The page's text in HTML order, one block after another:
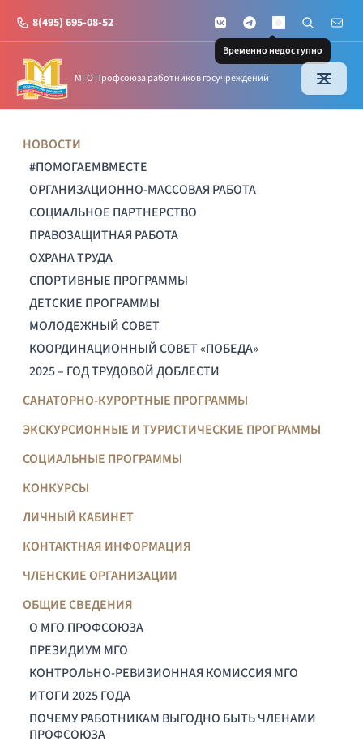
8(495) 695-08-52 VKontakteTelegramMAX
Временно недоступно
Поиск по
Почта
МГО Профсоюза работников госучреждений
НОВОСТИ
#ПОМОГАЕМВМЕСТЕ
ОРГАНИЗАЦИОННО-МАССОВАЯ РАБОТА
СОЦИАЛЬНОЕ ПАРТНЕРСТВО
ПРАВОЗАЩИТНАЯ РАБОТА
ОХРАНА ТРУДА
СПОРТИВНЫЕ ПРОГРАММЫ
ДЕТСКИЕ ПРОГРАММЫ
МОЛОДЕЖНЫЙ СОВЕТ
КООРДИНАЦИОННЫЙ СОВЕТ «ПОБЕДА»
2025 – ГОД ТРУДОВОЙ ДОБЛЕСТИ
САНАТОРНО-КУРОРТНЫЕ ПРОГРАММЫ
ЭКСКУРСИОННЫЕ И ТУРИСТИЧЕСКИЕ ПРОГРАММЫ
СОЦИАЛЬНЫЕ ПРОГРАММЫ
КОНКУРСЫ
ЛИЧНЫЙ КАБИНЕТ
КОНТАКТНАЯ ИНФОРМАЦИЯ
ЧЛЕНСКИЕ ОРГАНИЗАЦИИ
ОБЩИЕ СВЕДЕНИЯ
О МГО ПРОФСОЮЗА
ПРЕЗИДИУМ МГО
КОНТРОЛЬНО-РЕВИЗИОННАЯ КОМИССИЯ МГО
ИТОГИ 2025 ГОДА
ПОЧЕМУ РАБОТНИКАМ ВЫГОДНО БЫТЬ ЧЛЕНАМИ
ПРОФСОЮЗА